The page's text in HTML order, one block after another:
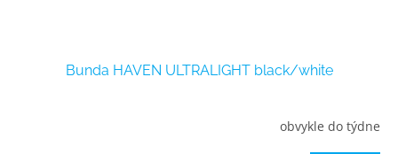
Bunda HAVEN ULTRALIGHT black/white
obvykle do týdne